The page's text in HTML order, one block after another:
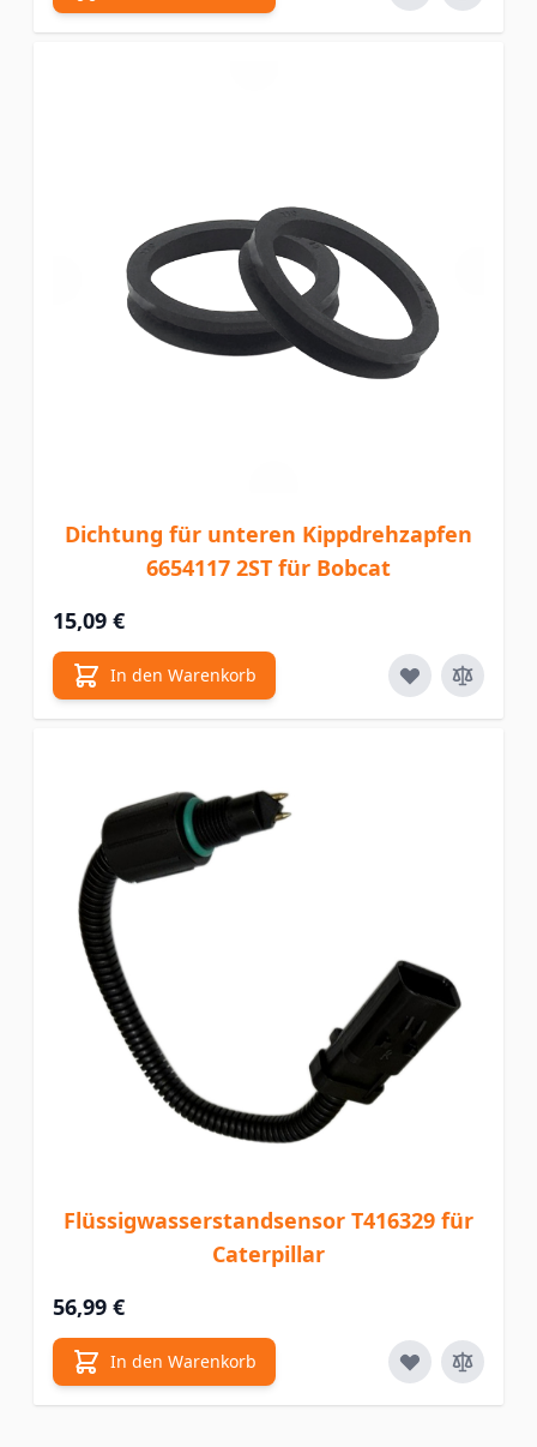
Dichtung für unteren Kippdrehzapfen
6654117 2ST für Bobcat
15,09 €
In den Warenkorb
Flüssigwasserstandsensor T416329 für
Caterpillar
56,99 €
In den Warenkorb